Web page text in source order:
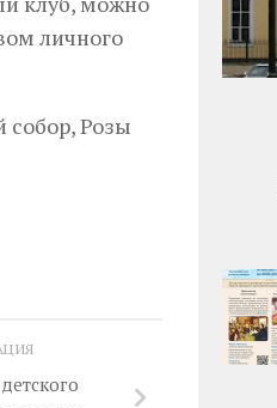
личного
собор, Розы